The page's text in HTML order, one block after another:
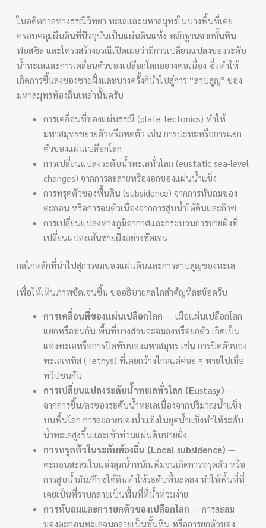
ในอดีตกาลทางธรณีวิทยา ทะเลและมหาสมุทรในบางพื้นที่เคย
ครอบคลุมผืนดินที่ปัจจุบันเป็นแผ่นดินแห้ง หลักฐานจากชั้นหิน
ฟอสซิล และโครงสร้างธรณีเปิดเผยว่ามีการเปลี่ยนแปลงของระดับ
น้ำทะเลและการเคลื่อนตัวของเปลือกโลกอย่างต่อเนื่อง ซึ่งทำให้
เกิดการขึ้นลงของชายฝั่งและบางครั้งก็นำไปสู่การ “สาบสูญ” ของ
มหาสมุทรท้องถิ่นเหล่านั้นครับ
การเคลื่อนที่ของแผ่นธรณี (plate tectonics) ทำให้
มหาสมุทรขยายตัวหรือหดตัว เช่น การปะทะหรือการแยก
ตัวของแผ่นเปลือกโลก
การเปลี่ยนแปลงระดับน้ำทะเลทั่วโลก (eustatic sea-level
changes) จากการละลายหรืองอกของแผ่นน้ำแข็ง
การทรุดตัวของพื้นดิน (subsidence) จากการทับถมของ
ตะกอน หรือการจมตัวเนื่องจากการสูบน้ำใต้ดินและก๊าซ
การเปลี่ยนแปลงทางภูมิอากาศและกระบวนการชายฝั่งที่
เปลี่ยนแปลงเส้นชายฝั่งอย่างชัดเจน
กลไกหลักที่นำไปสู่การจมของแผ่นดินและการสาบสูญของทะเล
เพื่อให้เห็นภาพชัดเจนขึ้น ขออธิบายกลไกสำคัญทีละข้อครับ
การเคลื่อนที่ของแผ่นเปลือกโลก — เมื่อแผ่นเปลือกโลก
แยกหรือชนกัน พื้นที่บางส่วนจะจมลงหรือยกตัว เกิดเป็น
แอ่งทะเลหรือการปิดทับของมหาสมุทร เช่น การปิดตัวของ
ทะเลเททิส (Tethys) ที่เคยกว้างไกลแต่ค่อย ๆ หายไปเมื่อ
ทวีปชนกัน
การเปลี่ยนแปลงระดับน้ำทะเลทั่วโลก (Eustasy) —
จากการขึ้น/ลงของระดับน้ำทะเลเนื่องจากปริมาณน้ำแข็ง
บนพื้นโลก การละลายของน้ำแข็งในยุคน้ำแข็งทำให้ระดับ
น้ำทะเลสูงขึ้นและเข้าท่วมแผ่นดินชายฝั่ง
การทรุดตัวในระดับท้องถิ่น (Local subsidence) —
ตะกอนสะสมในแอ่งลุ่มน้ำหนักเพิ่มจนเกิดการทรุดตัว หรือ
การสูบน้ำมัน/ก๊าซใต้ดินทำให้ระดับพื้นลดลง ทำให้พื้นที่ที่
เคยเป็นที่ราบกลายเป็นพื้นที่ที่น้ำท่วมง่าย
การทับถมและการยกตัวของเปลือกโลก — การสะสม
ของตะกอนทะเลจนกลายเป็นชั้นหิน หรือการยกตัวของ